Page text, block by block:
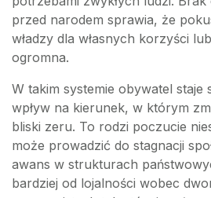
przed narodem sprawia, że
władzy dla własnych korzyści
ogromna.
W takim systemie obywatel staje
wpływ na kierunek, w którym
bliski zeru. To rodzi poczucie
może prowadzić do stagnacji
awans w strukturach
bardziej od lojalności wobec